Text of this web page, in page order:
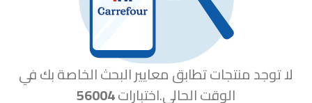
لا توجد منتجات تطابق معايير البحث الخاصة بك في
الوقت الحالي.اختبارات56004